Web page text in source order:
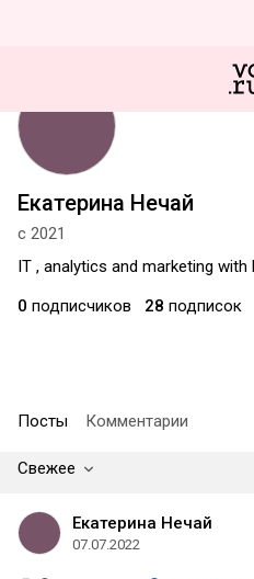
Екатерина Нечай
с 2021
IT , analytics and marketing with
0 подписчиков 28 подписок
Посты Комментарии
Свежее
Екатерина Нечай
07.07.2022